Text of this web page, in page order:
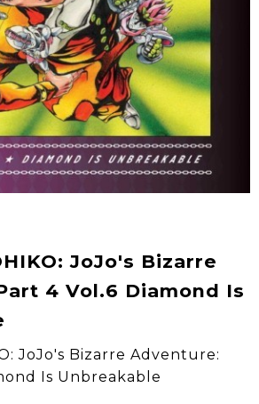
JoJo's Bizarre
4 Vol.6 Diamond Is
JoJo's Bizarre Adventure:
Is Unbreakable